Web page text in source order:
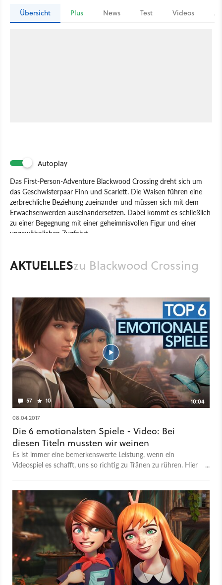
Übersicht Plus News Test Videos
Autoplay
Das First-Person-Adventure Blackwood Crossing dreht sich um
das Geschwisterpaar Finn und Scarlett. Die Waisen führen eine
zerbrechliche Beziehung zueinander und müssen sich mit dem
Erwachsenwerden auseinandersetzen. Dabei kommt es schließlich
zu einer Begegnung mit einer geheimnisvollen Figur und einer
ungewöhnlichen Zugfahrt.
Adventure
Vision Games Publishing PaperSeven
AKTUELLESzu Blackwood Crossing
57 10
10:04
08.04.2017
Die 6 emotionalsten Spiele - Video: Bei
diesen Titeln mussten wir weinen
Es ist immer eine bemerkenswerte Leistung, wenn ein
Videospiel es schafft, uns so richtig zu Tränen zu rühren. Hier
und wunderschöne Momente: 6 Redakteure stellen ihr jeweils
emotionalstes Videospiel vor und verraten, warum gerade
diese Titel bei ihnen so richtig auf die Tränendrüse gedrückt
haben. Kennt ihr noch weitere, ultra-emotionale Spiele? Wir
sind sehr gespannt auf eure Meinung in den Kommentaren.
Weitere Toplisten: Die 10 legendärsten Multiplayer-Maps